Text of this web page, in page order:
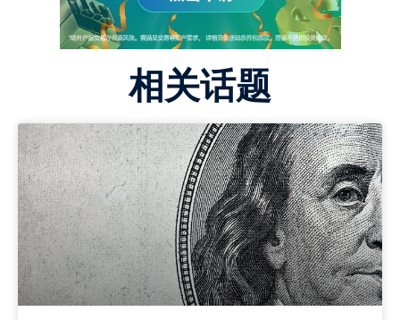
相关话题